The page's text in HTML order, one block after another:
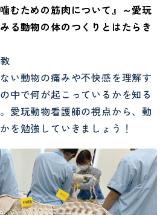
むための筋肉について』～愛玩
る動物の体のつくりとはたらき
い動物の痛みや不快感を理解す
中で何が起こっているかを知る
愛玩動物看護師の視点から、動
を勉強していきましょう！